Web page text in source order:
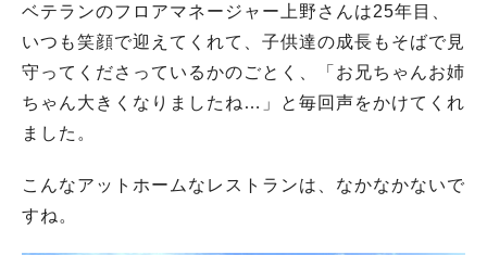
ベテランのフロアマネージャー上野さんは25年目、
いつも笑顔で迎えてくれて、子供達の成長もそばで見
守ってくださっているかのごとく、「お兄ちゃんお姉
ちゃん大きくなりましたね…」と毎回声をかけてくれ
ました。
こんなアットホームなレストランは、なかなかないで
すね。